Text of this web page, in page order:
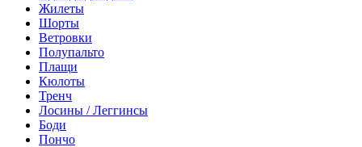
Жилеты
Шорты
Ветровки
Полупальто
Плащи
Кюлоты
Тренч
Лосины / Леггинсы
Боди
Пончо